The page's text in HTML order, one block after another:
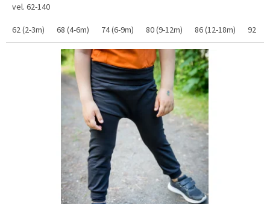
vel. 62-140
62 (2-3m)
68 (4-6m) 74 (6-9m) 80 (9-12m) 86 (12-18m) 92